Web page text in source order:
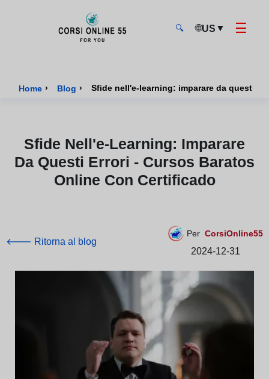
🔍 🌐US ▼ ☰
Home › Blog ›
Sfide Nell'e-Learning: Imparare
Da Questi Errori - Cursos Baratos
Online Con Certificado
🡐 Ritorna al blog
Per CorsiOnline55
2024-12-31